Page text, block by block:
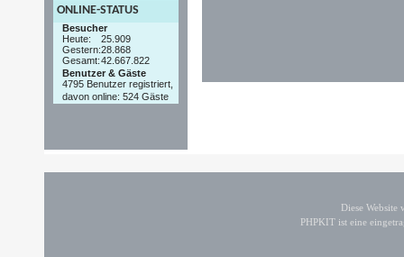
ONLINE-STATUS
Besucher
Heute:
25.909
Gestern:28.868
Gesamt:42.667.822
Benutzer & Gäste
4795 Benutzer registriert,
davon online: 524 Gäste
Diese
PHPKIT ist eine